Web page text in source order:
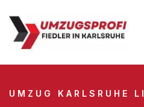
UMZUG KARLSRUHE